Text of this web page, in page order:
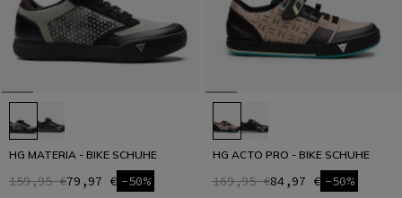
HG MATERIA - BIKE SCHUHE
159,95 €79,97 € -50%
HG ACTO PRO - BIKE SCHUHE
169,95 €84,97 € -50%